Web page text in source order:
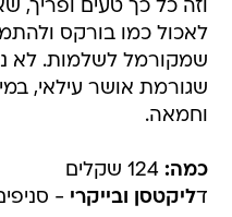
וזה כל כך טעים ופריך,
לאכול כמו בורקס
שמקורמל לשלמות. לא
שגורמת אושר עילאי,
וחמאה.
כמה:
דליקטסן ובייקרי -